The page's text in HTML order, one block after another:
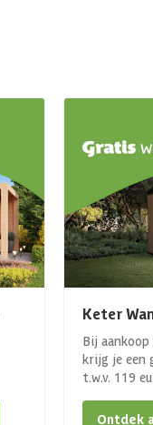
Keter
Bij
krijg je een
t.w.v. 119
Ontdek